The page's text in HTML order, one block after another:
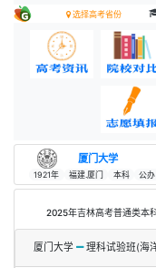
选择高考省份
厦门大学
1921年 福建.厦门 本科 公办
2025年吉林高考普通类本
厦门大学 理科试验班(海